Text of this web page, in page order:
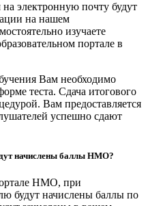
электронную почту будут
на нашем
изучаете
портале в
Вам необходимо
теста. Сдача итогового
Вам предоставляется
успешно сдают
начислены баллы НМО?
НМО, при
будут начислены баллы по